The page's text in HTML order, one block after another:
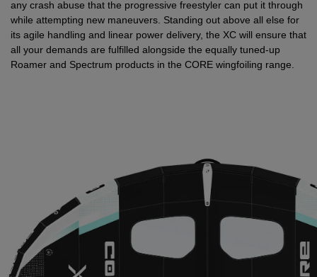
any crash abuse that the progressive freestyler can put it through
while attempting new maneuvers. Standing out above all else for
its agile handling and linear power delivery, the XC will ensure that
all your demands are fulfilled alongside the equally tuned-up
Roamer and Spectrum products in the CORE wingfoiling range.